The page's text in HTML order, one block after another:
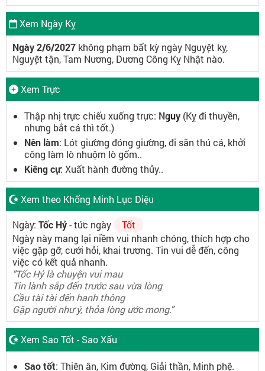
Xem Ngày Kỵ
Ngày 2/6/2027 không phạm bất kỳ ngày Nguyệt kỵ,
Nguyệt tận, Tam Nương, Dương Công Kỵ Nhật nào.
Xem Trực
Thập nhị trực chiếu xuống trực: Nguy (Kỵ đi thuyền,
nhưng bắt cá thì tốt.)
Nên làm: Lót giường đóng giường, đi săn thú cá, khởi
công làm lò nhuộm lò gốm..
Kiêng cự: Xuất hành đường thủy..
Xem theo Khổng Minh Lục Diệu
Ngày: Tốc Hỷ- tức ngày
Tốt
Ngày này mang lại niềm vui nhanh chóng, thích hợp cho
việc gặp gỡ, cưới hỏi, khai trương. Tin vui dễ đến, công
việc có kết quả nhanh.
"Tốc Hỷ là chuyện vui mau
Tin lành sắp đến trước sau vừa lòng
Cầu tài tài đến hanh thông
Gặp người như ý, thỏa lòng ước mong."
Xem Sao Tốt - Sao Xấu
Sao tốt: Thiên ân, Kim đường, Giải thần, Minh phệ.